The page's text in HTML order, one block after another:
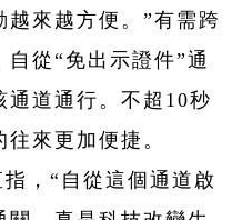
來越方便。”有需跨
從“免出示證件”通
通道通行。不超10秒
來更加便捷。
，“自從這個通道啟